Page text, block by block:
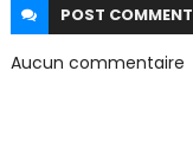
POST COMMENT
Aucun commentaire